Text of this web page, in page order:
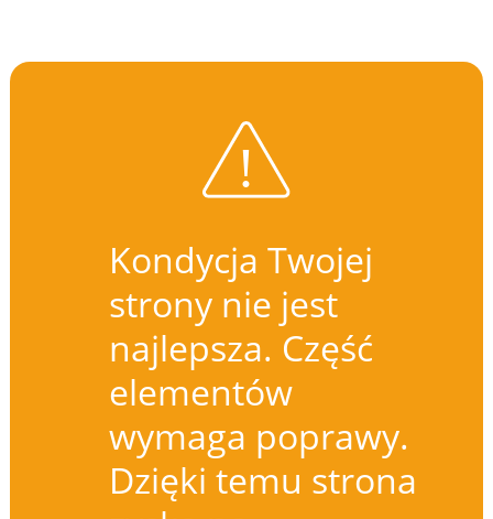
Kondycja Twojej
strony nie jest
najlepsza. Część
elementów
wymaga poprawy.
Dzięki temu strona